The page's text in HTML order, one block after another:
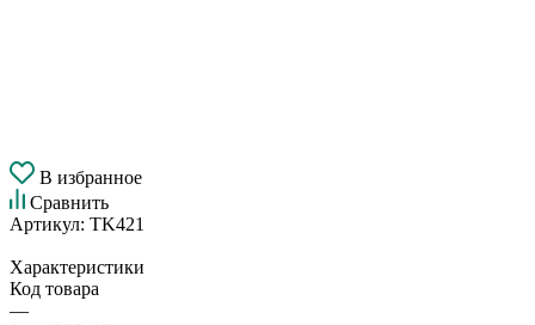
В избранное
Сравнить
Артикул: TK421
Характеристики
Код товара
—